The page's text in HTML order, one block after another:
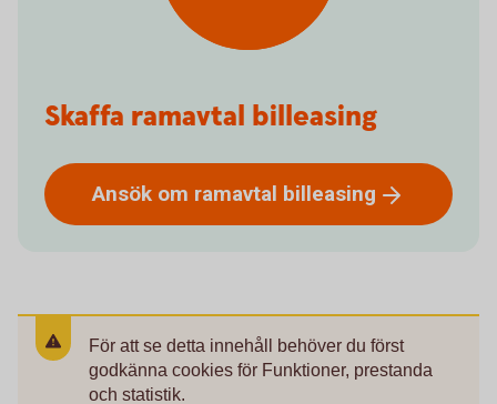
Skaffa ramavtal billeasing
Ansök om ramavtal billeasing
För att se detta innehåll behöver du först
godkänna cookies för Funktioner, prestanda
och statistik.